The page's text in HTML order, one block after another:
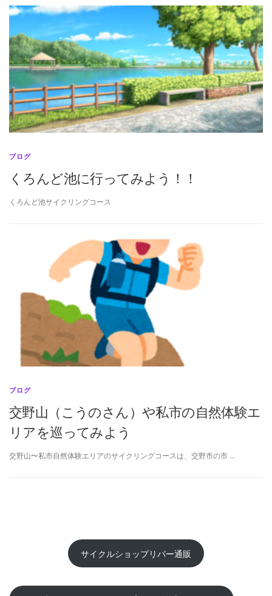
ブログ
くろんど池に行ってみよう！！
くろんど池サイクリングコース
ブログ
交野山（こうのさん）や私市の自然体験エ
リアを巡ってみよう
交野山〜私市自然体験エリアのサイクリングコースは、交野市の市 …
サイクルショップリバー通販